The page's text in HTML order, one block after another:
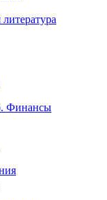
Финансы